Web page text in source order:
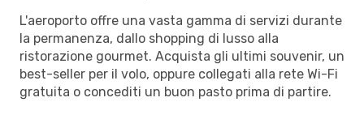
L'aeroporto offre una vasta gamma di servizi durante
la permanenza, dallo shopping di lusso alla
ristorazione gourmet. Acquista gli ultimi souvenir, un
best-seller per il volo, oppure collegati alla rete Wi-Fi
gratuita o concediti un buon pasto prima di partire.